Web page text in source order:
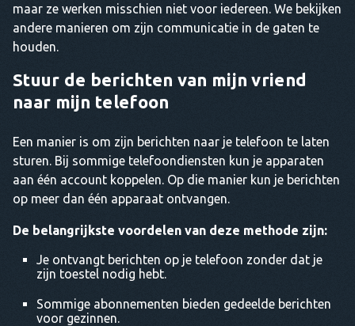
maar ze werken misschien niet voor iedereen. We bekijken
andere manieren om zijn communicatie in de gaten te
houden.
Stuur de berichten van mijn vriend
naar mijn telefoon
Een manier is om zijn berichten naar je telefoon te laten
sturen. Bij sommige telefoondiensten kun je apparaten
aan één account koppelen. Op die manier kun je berichten
op meer dan één apparaat ontvangen.
De belangrijkste voordelen van deze methode zijn:
Je ontvangt berichten op je telefoon zonder dat je
zijn toestel nodig hebt.
Sommige abonnementen bieden gedeelde berichten
voor gezinnen.